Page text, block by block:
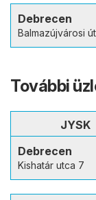
Debrecen
Balmazújvárosi út
További
JYSK
Debrecen
Kishatár utca 7